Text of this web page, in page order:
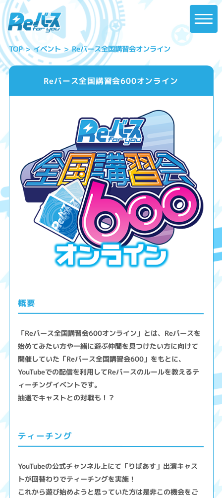
TOP イベント Reバース全国講習会オンライン
Reバース全国講習会600オンライン
概要
「Reバース全国講習会600オンライン」とは、Reバースを
始めてみたい方や一緒に遊ぶ仲間を見つけたい方に向けて
開催していた「Reバース全国講習会600」をもとに、
YouTubeでの配信を利用してReバースのルールを教えるテ
ィーチングイベントです。
抽選でキャストとの対戦も！？
ティーチング
YouTubeの公式チャンネル上にて「りばあす」出演キャス
トが回替わりでティーチングを実施！
これから遊び始めようと思っていた方は是非この機会をご